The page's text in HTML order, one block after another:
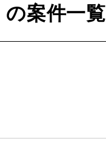
の案件一覧